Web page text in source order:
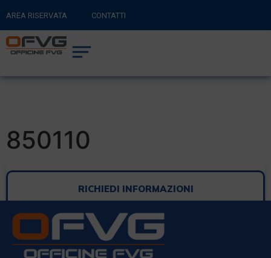
AREA RISERVATA CONTATTI
RITORNA AL SITO PRINCIPALE
CARRELLO
850110
RICHIEDI INFORMAZIONI